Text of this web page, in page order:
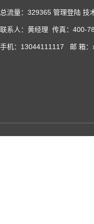
总流量：329365 管理登陆 技
联系人：黄经理 传真：400-
手机：13044111117 邮 箱：